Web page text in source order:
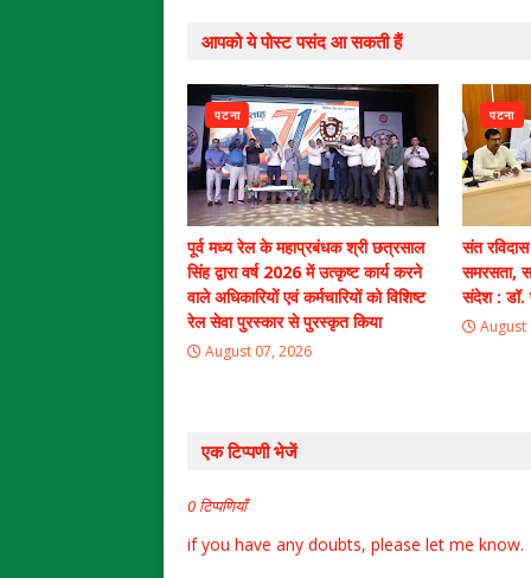
आपको ये पोस्ट पसंद आ सकती हैं
पटना
पूर्व मध्य रेल के महाप्रबंधक श्री छत्रसाल
सिंह द्वारा वर्ष 2026 में उत्कृष्ट कार्य करने
वाले अधिकारियों एवं कर्मचारियों को विशिष्ट
रेल सेवा पुरस्कार से पुरस्कृत किया
August 07, 2026
पटना
संत
समरसता,
संदेश : डॉ.
August
एक टिप्पणी भेजें
0 टिप्पणियाँ
if you have any doubts, please let me know.